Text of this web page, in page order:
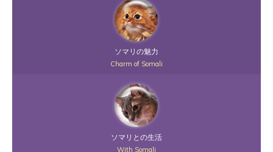
ソマリの魅力
Charm of Somali
ソマリとの生活
With Somali